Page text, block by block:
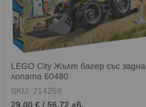
LEGO City Жълт багер със задна
лопата 60480
SKU: 214258